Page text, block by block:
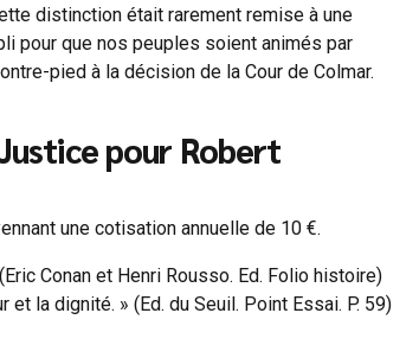
distinction était rarement remise à une
pour que nos peuples soient animés par
pied à la décision de la Cour de Colmar.
pour Robert
une cotisation annuelle de 10 €.
Conan et Henri Rousso. Ed. Folio histoire)
et la dignité. » (Ed. du Seuil. Point Essai. P. 59)